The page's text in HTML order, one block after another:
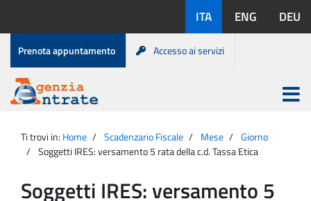
contenuto
disponibili:
ITA ENG DEU
Menu
di
servizio
Prenota appuntamento Accesso ai servizi
Agenzia
Entrate
Apri
menu
principale
Ti trovi in: Home Scadenzario Fiscale Mese
Giorno
Soggetti IRES: versamento 5 rata della c.d. Tassa Etica
Soggetti IRES: versamento 5